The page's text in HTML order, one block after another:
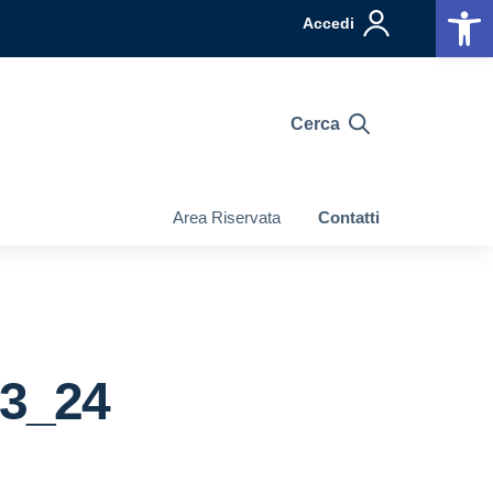
Accedi
Cerca
Area Riservata Contatti